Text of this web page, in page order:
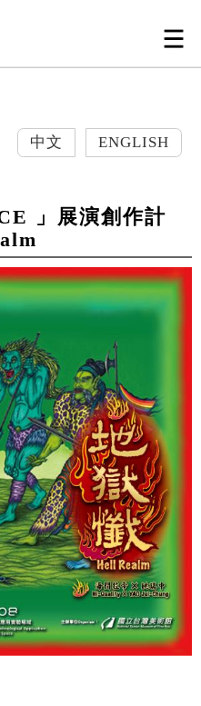
中文 ENGLISH
」展演創作計